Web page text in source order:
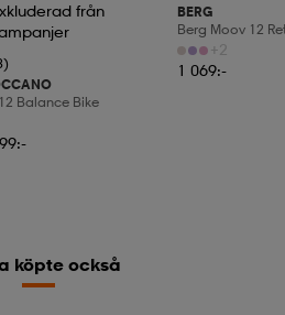
från
Balance Bike
BERG
Berg Moov 12
+2
1 069:-
köpte också